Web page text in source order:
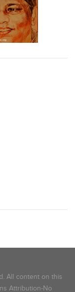
All content on this
Attribution-No